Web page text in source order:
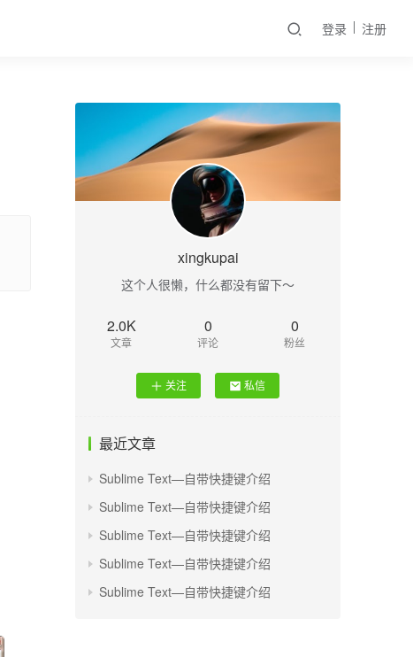
登录 注册
xingkupai
这个人很懒，什么都没有留下～
2.0K
文章
0
评论
0
粉丝
关注 私信
最近文章
Sublime Text—自带快捷键介绍
Sublime Text—自带快捷键介绍
Sublime Text—自带快捷键介绍
Sublime Text—自带快捷键介绍
Sublime Text—自带快捷键介绍